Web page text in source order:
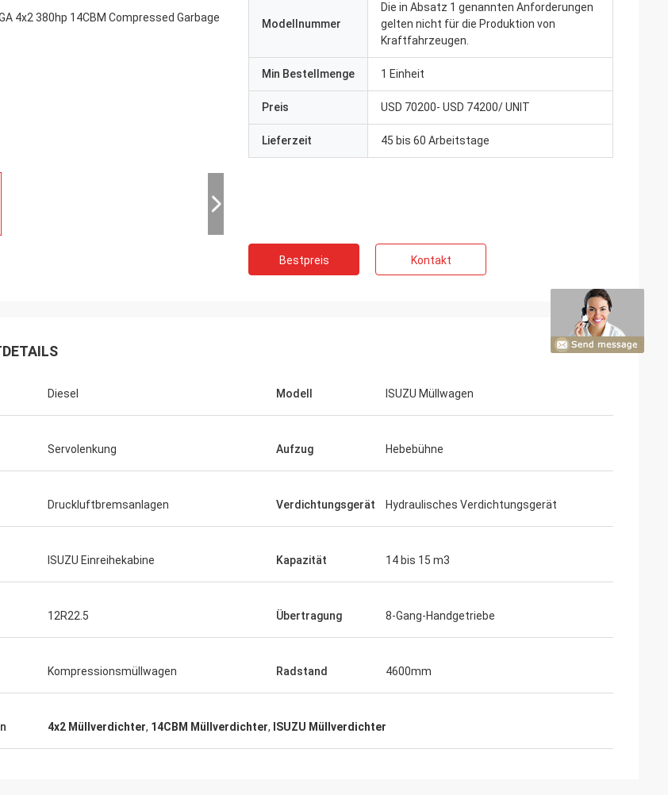
Modellnummer
Die in Absatz 1 genannten Anforderungen
gelten nicht für die Produktion von
Kraftfahrzeugen.
Min Bestellmenge 1 Einheit
Preis USD 70200- USD 74200/ UNIT
Lieferzeit 45 bis 60 Arbeitstage
Bestpreis Kontakt
Diesel Modell ISUZU Müllwagen
Servolenkung Aufzug Hebebühne
Druckluftbremsanlagen Verdichtungsgerät Hydraulisches Verdichtungsgerät
ISUZU Einreihekabine Kapazität 14 bis 15 m3
12R22.5 Übertragung 8-Gang-Handgetriebe
Kompressionsmüllwagen Radstand 4600mm
4x2 Müllverdichter, 14CBM Müllverdichter, ISUZU Müllverdichter